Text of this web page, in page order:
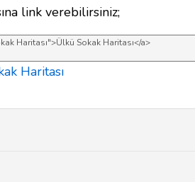
link verebilirsiniz;
Haritası